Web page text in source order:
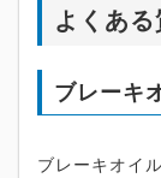
よくある
ブレーキ
ブレーキオイ